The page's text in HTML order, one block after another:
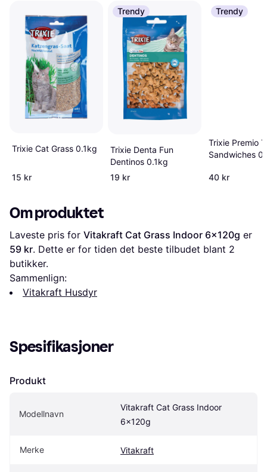
Trixie Cat Grass 0.1kg
15 kr
Trendy
Trixie Denta Fun
Dentinos 0.1kg
19 kr
Trendy
Trixie Premio
Sandwiches
40 kr
Om produktet
Laveste pris for Vitakraft Cat Grass Indoor 6x120g
59 kr. Dette er for tiden det beste tilbudet blant 2
butikker.
Sammenlign:
Vitakraft Husdyr
Spesifikasjoner
Produkt
Modellnavn
Vitakraft Cat Grass Indoor
6x120g
Merke Vitakraft